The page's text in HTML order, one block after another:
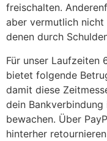
freischalten.
aber vermutlich
denen durch
Für unser Laufzeiten
bietet folgende
damit diese
dein
bewachen. Über
hinterher